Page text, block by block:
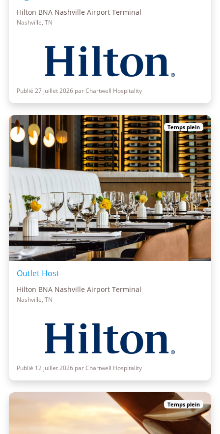
Hilton BNA Nashville Airport Terminal
Nashville, TN
Publié 27 juillet 2026 par Chartwell Hospitality
Temps plein
Outlet Host
Hilton BNA Nashville Airport Terminal
Nashville, TN
Publié 12 juillet 2026 par Chartwell Hospitality
Temps plein